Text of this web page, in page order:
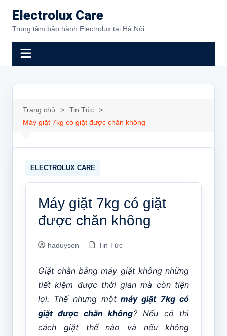
đến
phần
Electrolux Care
Trung tâm bảo hành Electrolux tại Hà Nội
Trang chủ
Tin Tức
Máy giặt 7kg có giặt được chăn không
Máy giặt 7kg có giặt
được chăn không
haduyson Tin Tức
Giặt chăn bằng máy giặt không những
tiết kiệm được thời gian mà còn tiện
lợi. Thế nhưng một máy giặt 7kg có
giặt được chăn không? Nếu có thì
cách giặt thế nào và nếu không